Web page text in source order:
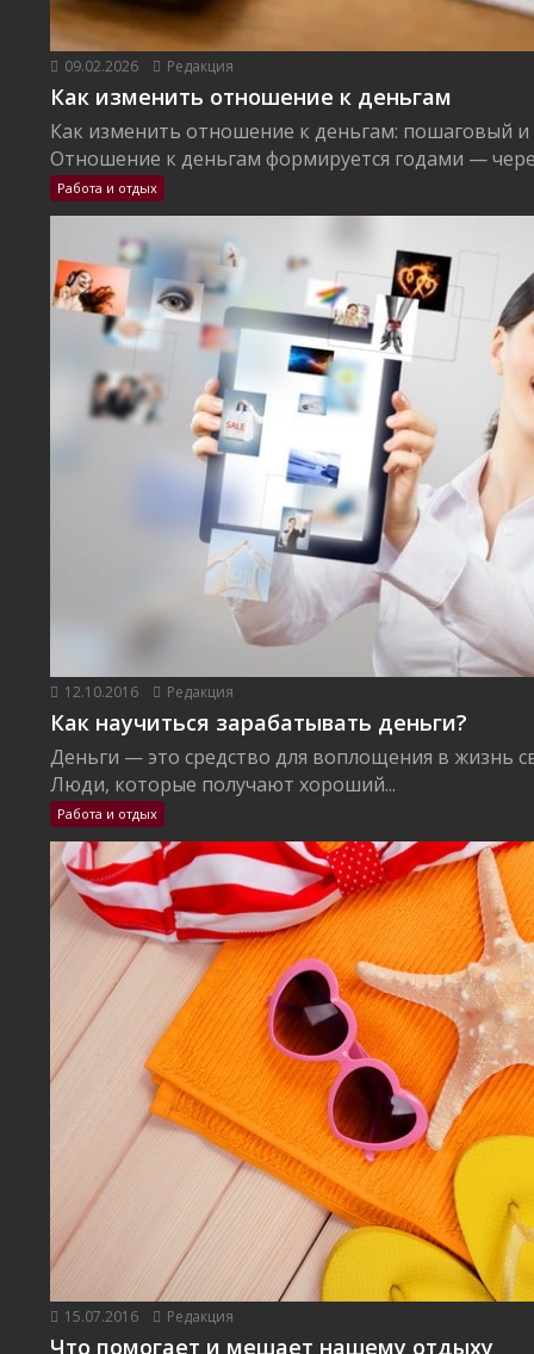
09.02.2026 Редакция
Как изменить отношение к деньгам
Как изменить отношение к деньгам: пошаговый
Отношение к деньгам формируется годами —
Работа и отдых
12.10.2016 Редакция
Как научиться зарабатывать деньги?
Деньги — это средство для воплощения в жизнь
Люди, которые получают хороший...
Работа и отдых
15.07.2016 Редакция
Что помогает и мешает нашему отдыху